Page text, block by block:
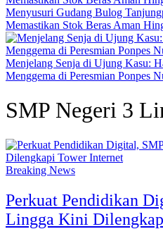
Menyusuri Gudang Bulog
Memastikan Stok Beras Aman
Menjelang Senja di Ujung Kasu:
Menggema di Peresmian Ponpes
SMP Negeri 3
Breaking News
Perkuat Pendidikan
Lingga Kini